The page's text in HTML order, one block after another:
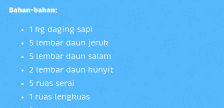
Bahan-bahan:
1 kg daging sapi
5 lembar daun jeruk
5 lembar daun salam
2 lembar daun kunyit
5 ruas serai
1 ruas lengkuas